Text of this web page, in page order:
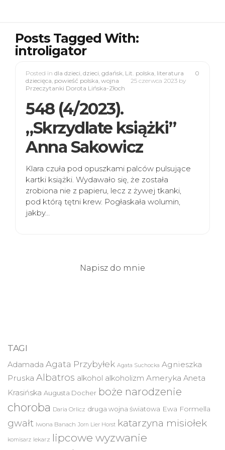
Posts Tagged With:
introligator
0
Posted in dla dzieci, dzieci, gdańsk, Lit. polska, literatura
dziecięca, powieść polska, wojna 25 czerwca 2023 by
Przeczytanki Dorota Lińska-Złoch
548 (4/2023).
„Skrzydlate książki”
Anna Sakowicz
Klara czuła pod opuszkami palców pulsujące
kartki książki. Wydawało się, że została
zrobiona nie z papieru, lecz z żywej tkanki,
pod którą tętni krew. Pogłaskała wolumin,
jakby…
Napisz do mnie
TAGI
Adamada Agata Przybyłek Agata Suchocka Agnieszka
Pruska Albatros alkohol alkoholizm Ameryka Aneta
Krasińska Augusta Docher boże narodzenie
choroba Daria Orlicz druga wojna światowa Ewa Formella
gwałt Iwona Banach Jorn Lier Horst katarzyna misiołek
komisarz lekarz lipcowe wyzwanie